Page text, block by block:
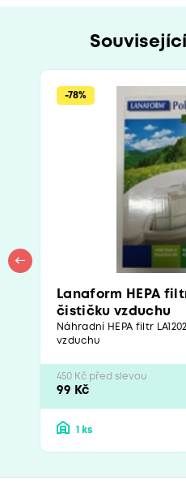
-78%
Lanaform HEPA
čističku vzduchu
Náhradní HEPA filtr
vzduchu
450 Kč před slevou
99 Kč
1 ks